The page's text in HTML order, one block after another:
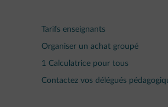
Tarifs enseignants
Organiser un achat groupé
1 Calculatrice pour tous
Contactez vos délégués